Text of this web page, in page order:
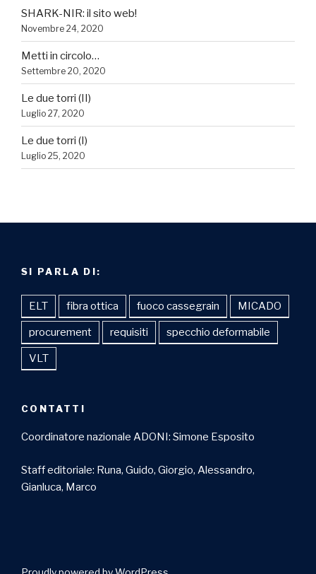
SHARK-NIR: il sito web!
Novembre 24, 2020
Metti in circolo…
Settembre 20, 2020
Le due torri (II)
Luglio 27, 2020
Le due torri (I)
Luglio 25, 2020
SI PARLA DI:
ELT fibra ottica fuoco cassegrain MICADO
procurement requisiti specchio deformabile
VLT
CONTATTI
Coordinatore nazionale ADONI: Simone Esposito
Staff editoriale: Runa, Guido, Giorgio, Alessandro,
Gianluca, Marco